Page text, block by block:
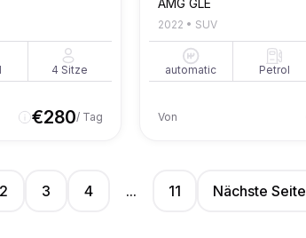
4 Sitze
€280/ Tag
AMG GLE
2022 • SUV
automatic Petrol
Von
Nächste Seite
2 3 4 ... 11